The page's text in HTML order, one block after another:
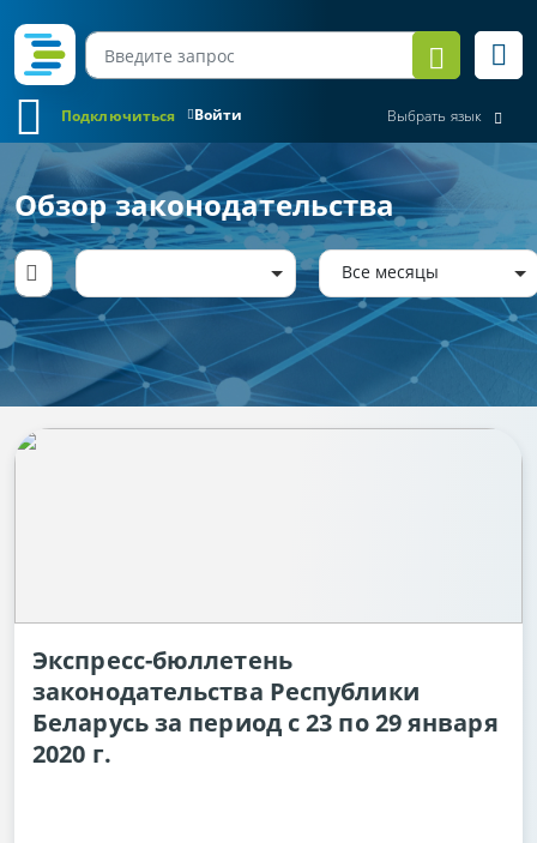
Войти
Подключиться Выбрать язык
Обзор законодательства
Все месяцы
Экспресс-бюллетень
законодательства Республики
Беларусь за период с 23 по 29 января
2020 г.